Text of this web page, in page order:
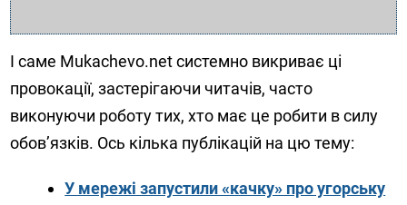
І саме Mukachevo.net системно викриває ці
провокації, застерігаючи читачів, часто
виконуючи роботу тих, хто має це робити в силу
обов’язків. Ось кілька публікацій на цю тему:
У мережі запустили «качку» про угорську